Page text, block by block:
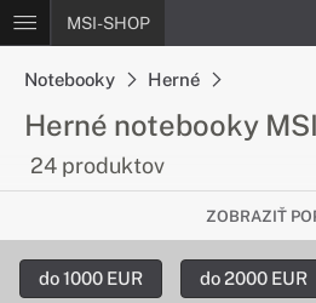
MSI-SHOP
Notebooky Herné
Herné notebooky
24 produktov
Vylepši svoje hranie
grafickou kartou
S grafickou kartou Nvidia RTX Vám
ZOBRAZIŤ
do 1000 EUR do 2000 EUR